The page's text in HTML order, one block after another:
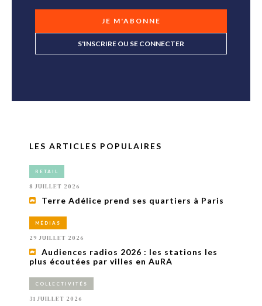
JE M'ABONNE
S'INSCRIRE OU SE CONNECTER
LES ARTICLES POPULAIRES
RETAIL
8 JUILLET 2026
Terre Adélice prend ses quartiers à Paris
MÉDIAS
29 JUILLET 2026
Audiences radios 2026 : les stations les
plus écoutées par villes en AuRA
COLLECTIVITÉS
31 JUILLET 2026